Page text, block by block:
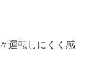
運転しにくく感